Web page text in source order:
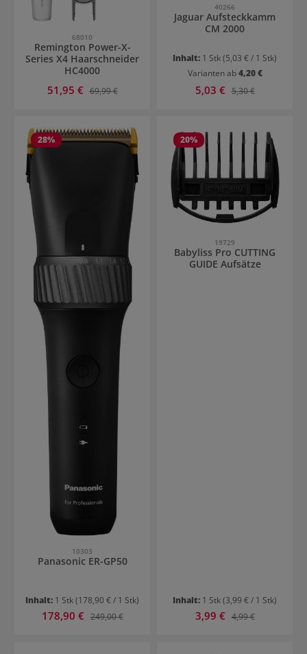
68010
Remington Power-X-
Series X4 Haarschneider
HC4000
Verkaufspreis:
51,95 € Regulärer Preis:
69,99 €
40266
Jaguar Aufsteckkamm
CM 2000
Inhalt: 1 Stk(5,03 € / 1 Stk)
Varianten ab4,20 €
Verkaufspreis:
5,03 € Regulärer Preis:
5,30 €
28%
10303
Panasonic ER-GP50
Inhalt: 1 Stk(178,90 € / 1 Stk)
Verkaufspreis:
178,90 € Regulärer Preis:
249,00 €
20%
19729
Babyliss Pro CUTTING
GUIDE Aufsätze
Inhalt: 1 Stk(3,99 € / 1 Stk)
Verkaufspreis:
3,99 € Regulärer Preis:
4,99 €